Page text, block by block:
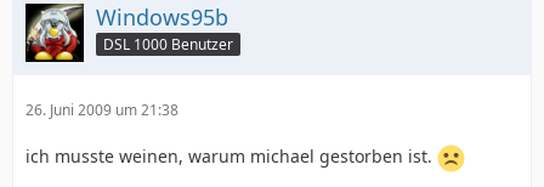
Windows95b
DSL 1000 Benutzer
26. Juni 2009 um 21:38
ich musste weinen, warum michael gestorben ist.